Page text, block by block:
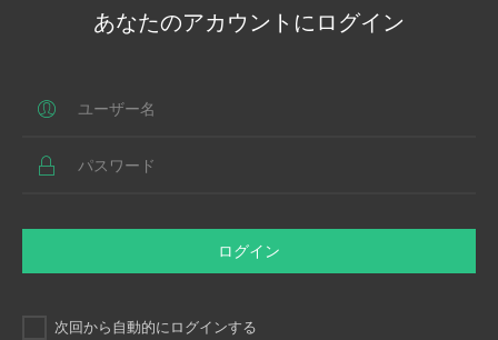
あなたのアカウントにログイン
ログイン
次回から自動的にログインする